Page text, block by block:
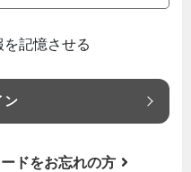
を記憶させる
ン
ドをお忘れの方